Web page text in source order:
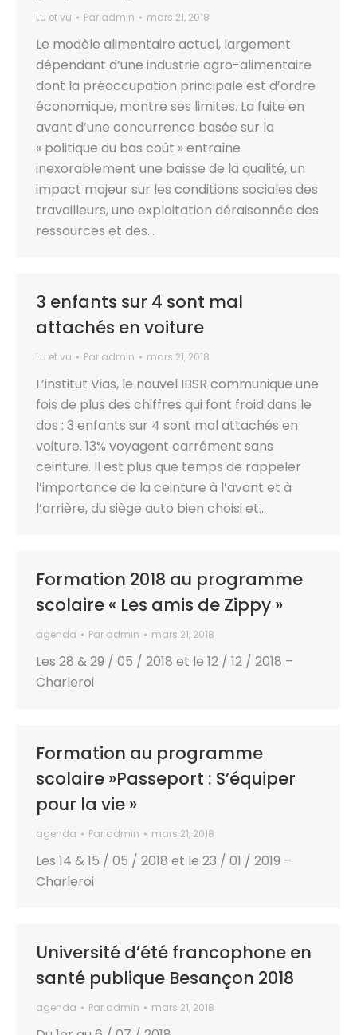
Lu et vu Par admin mars 21, 2018
Le modèle alimentaire actuel, largement
dépendant d’une industrie agro-alimentaire
dont la préoccupation principale est d’ordre
économique, montre ses limites. La fuite en
avant d’une concurrence basée sur la
« politique du bas coût » entraîne
inexorablement une baisse de la qualité, un
impact majeur sur les conditions sociales des
travailleurs, une exploitation déraisonnée des
ressources et des…
3 enfants sur 4 sont mal
attachés en voiture
Lu et vu Par admin mars 21, 2018
L’institut Vias, le nouvel IBSR communique une
fois de plus des chiffres qui font froid dans le
dos : 3 enfants sur 4 sont mal attachés en
voiture. 13% voyagent carrément sans
ceinture. Il est plus que temps de rappeler
l’importance de la ceinture à l’avant et à
l’arrière, du siège auto bien choisi et…
Formation 2018 au programme
scolaire « Les amis de Zippy »
agenda Par admin mars 21, 2018
Les 28 & 29 / 05 / 2018 et le 12 / 12 / 2018 –
Charleroi
Formation au programme
scolaire »Passeport : S’équiper
pour la vie »
agenda Par admin mars 21, 2018
Les 14 & 15 / 05 / 2018 et le 23 / 01 / 2019 –
Charleroi
Université d’été francophone en
santé publique Besançon 2018
agenda Par admin mars 21, 2018